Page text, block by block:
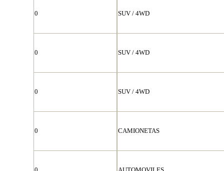
0 SUV / 4WD
0 SUV / 4WD
0 SUV / 4WD
0 CAMIONETAS